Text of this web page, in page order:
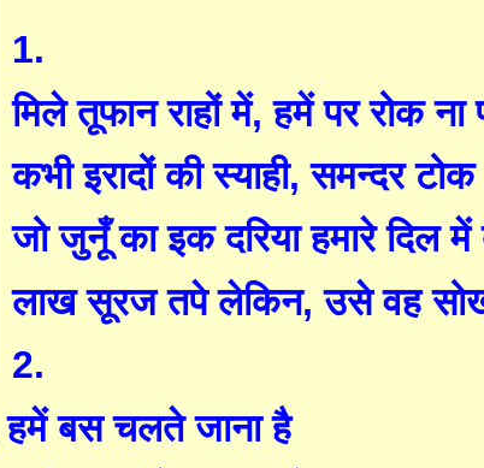
1.
मिले तूफान राहों में,हमें पर रोक ना
कभीइरादों की स्याही,समन्दरटोक
जो जुनूँ काइक दरिया हमारे दिल में
लाख सूरज तपे लेकिन,उसेवह
2.
हमें बस चलते जाना है